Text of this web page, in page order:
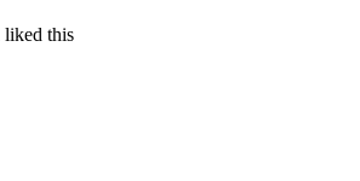
liked this